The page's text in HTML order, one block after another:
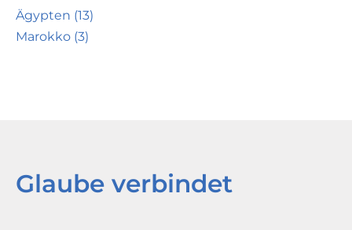
Ägypten (13)
Marokko (3)
Glaube verbindet